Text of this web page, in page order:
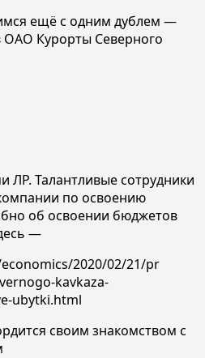
ещё с одним дублем —
ОАО Курорты Северного
ЛР. Талантливые сотрудники
по освоению
об освоении бюджетов
—
2020/02/21/pr
kavkaza-
ubytki.html
своим знакомством с